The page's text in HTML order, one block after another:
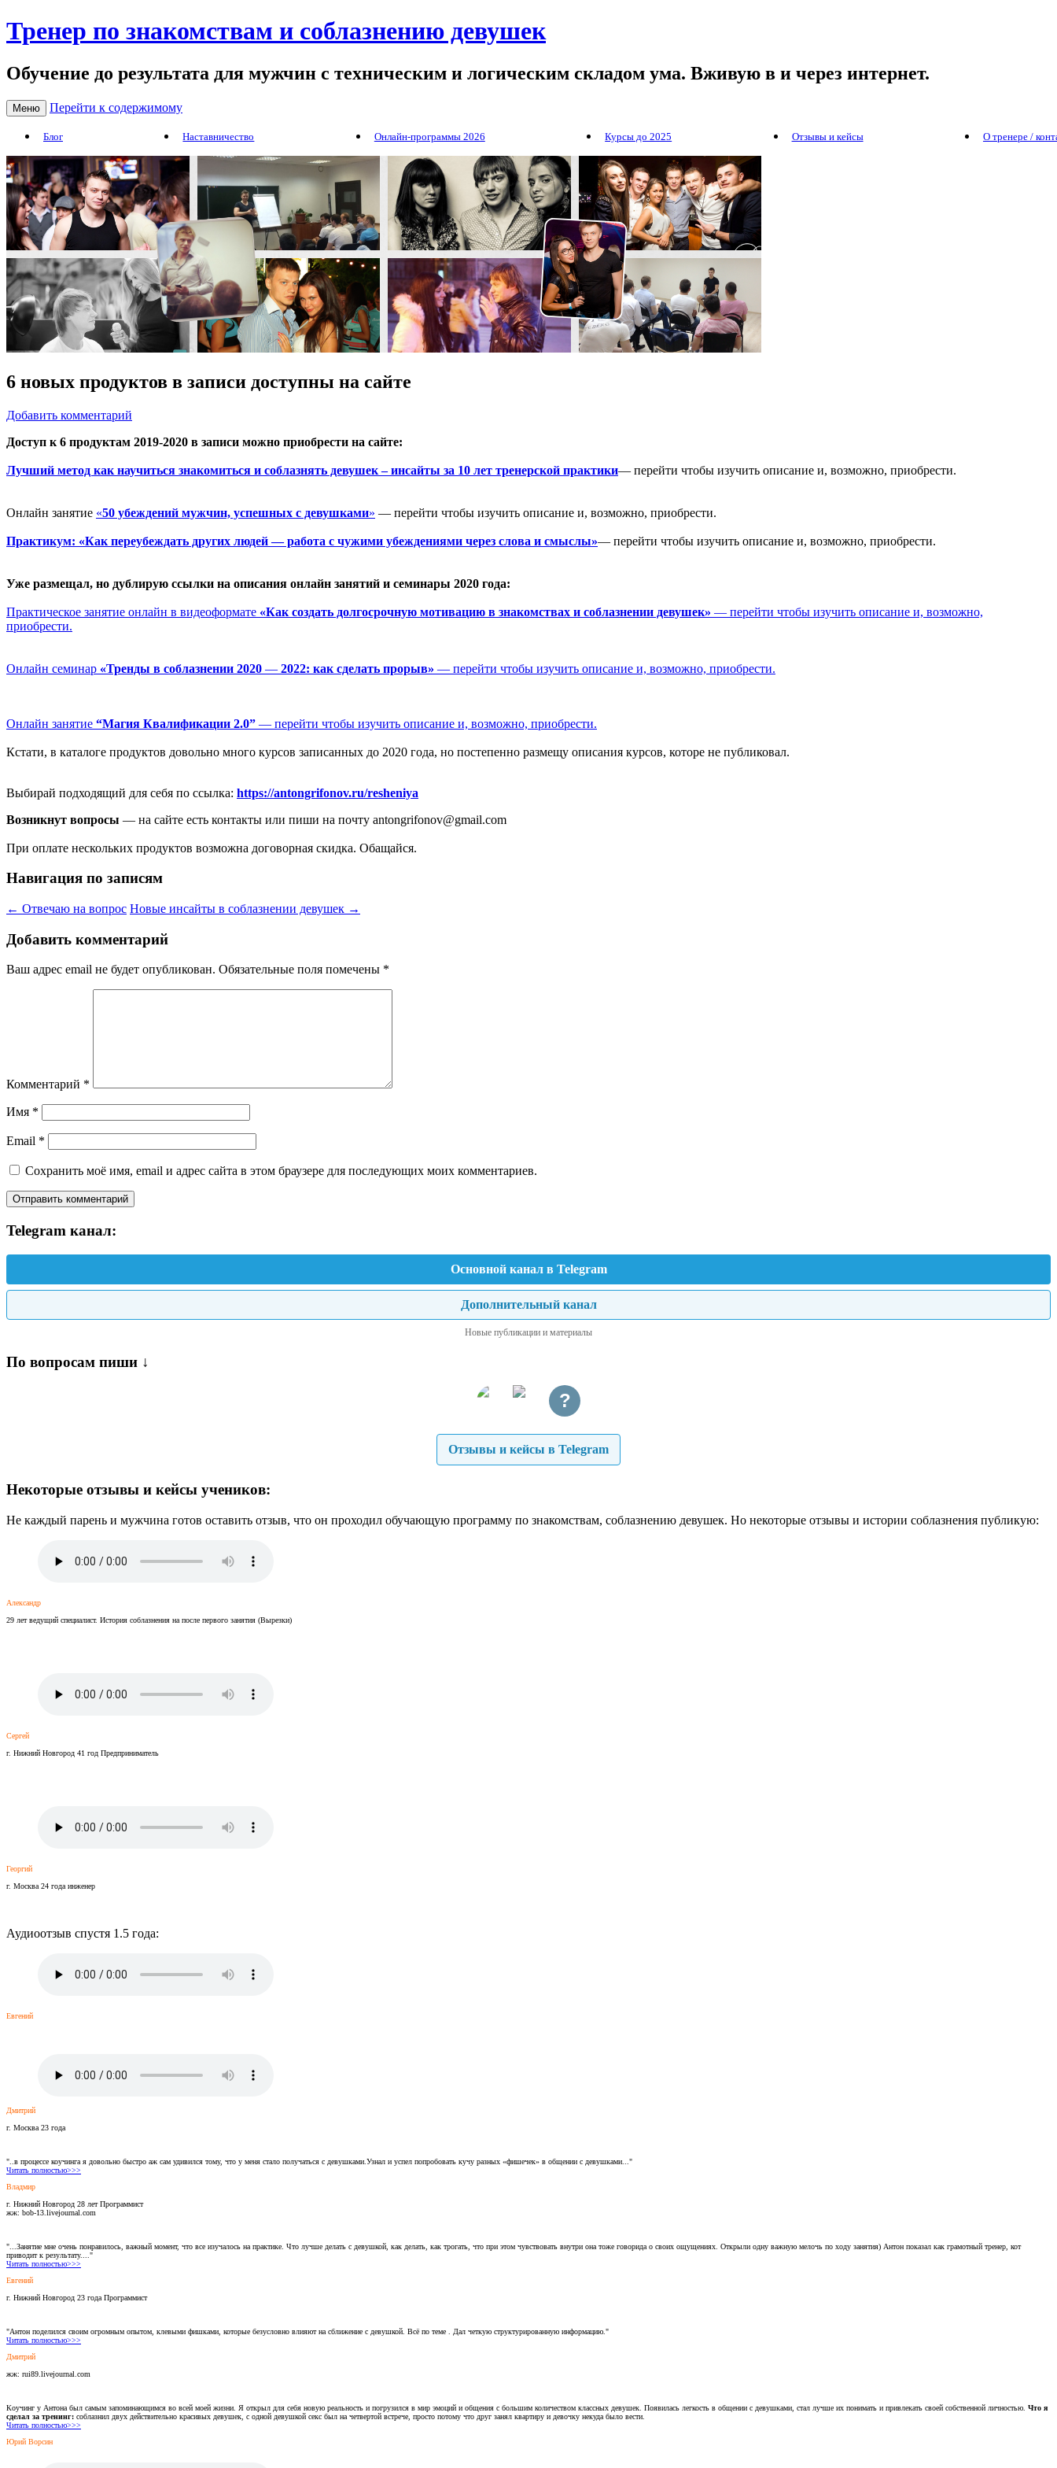
Тренер по знакомствам и соблазнению девушек
Обучение до результата для мужчин с техническим и логическим складом ума. Вживую в и через интернет.
Меню Перейти к содержимому
Блог Наставничество Онлайн-программы 2026 Курсы до 2025 Отзывы и кейсы О тренере /
6 новых продуктов в записи доступны на сайте
Добавить комментарий
Доступ к 6 продуктам 2019-2020 в записи можно приобрести на сайте:
Лучший метод как научиться знакомиться и соблазнять девушек – инсайты за 10 лет тренерской практики— перейти чтобы изучить описание и, возможно, приобрести.
Онлайн занятие «50 убеждений мужчин, успешных с девушками» — перейти чтобы изучить описание и, возможно, приобрести.
Практикум: «Как переубеждать других людей — работа с чужими убеждениями через слова и смыслы»— перейти чтобы изучить описание и, возможно, приобрести.
Уже размещал, но дублирую ссылки на описания онлайн занятий и семинары 2020 года:
Практическое занятие онлайн в видеоформате «Как создать долгосрочную мотивацию в знакомствах и соблазнении девушек» — перейти чтобы изучить описание и, возможно,
приобрести.
Онлайн семинар «Тренды в соблазнении 2020 — 2022: как сделать прорыв» — перейти чтобы изучить описание и, возможно, приобрести.
Онлайн занятие “Магия Квалификации 2.0” — перейти чтобы изучить описание и, возможно, приобрести.
Кстати, в каталоге продуктов довольно много курсов записанных до 2020 года, но постепенно размещу описания курсов, которе не публиковал.
Выбирай подходящий для себя по ссылка: https://antongrifonov.ru/resheniya
Возникнут вопросы — на сайте есть контакты или пиши на почту antongrifonov@gmail.com
При оплате нескольких продуктов возможна договорная скидка. Обащайся.
Навигация по записям
← Отвечаю на вопрос Новые инсайты в соблазнении девушек →
Добавить комментарий
Ваш адрес email не будет опубликован. Обязательные поля помечены *
Комментарий *
Имя *
Email *
Сохранить моё имя, email и адрес сайта в этом браузере для последующих моих комментариев.
Telegram канал:
Основной канал в Telegram
Дополнительный канал
Новые публикации и материалы
По вопросам пиши ↓
?
Отзывы и кейсы в Telegram
Некоторые отзывы и кейсы учеников:
Не каждый парень и мужчина готов оставить отзыв, что он проходил обучающую программу по знакомствам, соблазнению девушек. Но некоторые отзывы и истории соблазнения публикую:
Александр
29 лет ведущий специалист. История соблазнения на после первого занятия (Вырезки)
Сергей
г. Нижний Новгород 41 год Предприниматель
Георгий
г. Москва 24 года инженер
Аудиоотзыв спустя 1.5 года:
Евгений
Дмитрий
г. Москва 23 года
"..в процессе коучинга я довольно быстро аж сам удивился тому, что у меня стало получаться с девушками.Узнал и успел попробовать кучу разных «фишечек» в общении с девушками..."
Читать полностью>>>
Владмир
г. Нижний Новгород 28 лет Программист
жж: bob-13.livejournal.com
"...Занятие мне очень понравилось, важный момент, что все изучалось на практике. Что лучше делать с девушкой, как делать, как трогать, что при этом чувствовать внутри она тоже говорида о своих ощущениях. Открыли одну важную мелочь по ходу занятия) Антон показал как грамотный тренер, кот
приводит к результату...."
Читать полностью>>>
Евгений
г. Нижний Новгород 23 года Программист
"Антон поделился своим огромным опытом, клевыми фишками, которые безусловно влияют на сближение с девушкой. Всё по теме . Дал четкую структурированную информацию."
Читать полностью>>>
Дмитрий
жж: rui89.livejournal.com
Коучинг у Антона был самым запоминающимся во всей моей жизни. Я открыл для себя новую реальность и погрузился в мир эмоций и общения с большим количеством классных девушек. Появилась легкость в общении с девушками, стал лучше их понимать и привлекать своей собственной личностью. Что я
сделал за тренинг: соблазнил двух действительно красивых девушек, с одной девушкой секс был на четвертой встрече, просто потому что друг занял квартиру и девочку некуда было вести.
Читать полностью>>>
Юрий Ворсин